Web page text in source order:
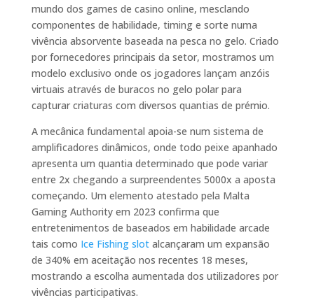
mundo dos games de casino online, mesclando
componentes de habilidade, timing e sorte numa
vivência absorvente baseada na pesca no gelo. Criado
por fornecedores principais da setor, mostramos um
modelo exclusivo onde os jogadores lançam anzóis
virtuais através de buracos no gelo polar para
capturar criaturas com diversos quantias de prémio.
A mecânica fundamental apoia-se num sistema de
amplificadores dinâmicos, onde todo peixe apanhado
apresenta um quantia determinado que pode variar
entre 2x chegando a surpreendentes 5000x a aposta
começando. Um elemento atestado pela Malta
Gaming Authority em 2023 confirma que
entretenimentos de baseados em habilidade arcade
tais como Ice Fishing slotalcançaram um expansão
de 340% em aceitação nos recentes 18 meses,
mostrando a escolha aumentada dos utilizadores por
vivências participativas.